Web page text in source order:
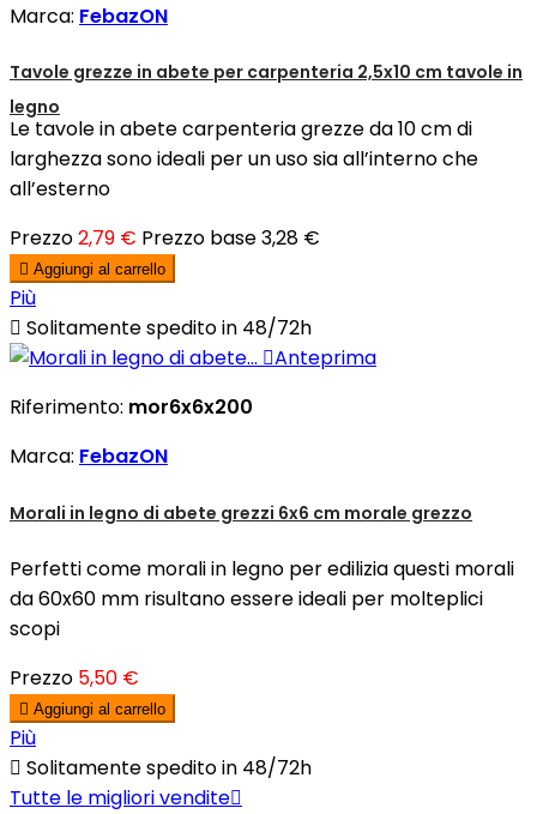
Marca: FebazON
Tavole grezze in abete per carpenteria 2,5x10 cm tavole in
legno
Le tavole in abete carpenteria grezze da 10 cm di
larghezza sono ideali per un uso sia all’interno che
all’esterno
Prezzo2,79 € Prezzo base3,28 €
 Aggiungi al carrello
Più
 Solitamente spedito in 48/72h
Anteprima
Riferimento: mor6x6x200
Marca: FebazON
Morali in legno di abete grezzi 6x6 cm morale grezzo
Perfetti come morali in legno per edilizia questi morali
da 60x60 mm risultano essere ideali per molteplici
scopi
Prezzo 5,50 €
 Aggiungi al carrello
Più
 Solitamente spedito in 48/72h
Tutte le migliori vendite